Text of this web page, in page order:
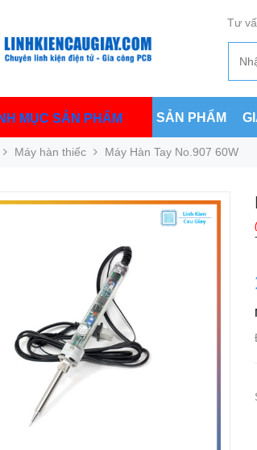
Tư
MỤC SẢN PHẨM SẢN PHẨM
Máy hàn thiếc Máy Hàn Tay No.907 60W